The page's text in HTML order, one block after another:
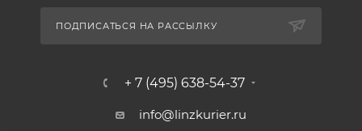
ПОДПИСАТЬСЯ НА РАССЫЛКУ
+ 7 (495) 638-54-37
info@linzkurier.ru